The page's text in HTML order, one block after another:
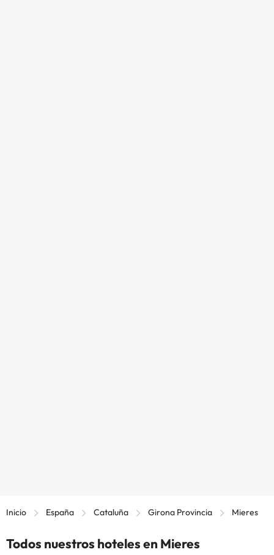
Inicio España Cataluña Girona Provincia Mieres
Todos nuestros hoteles en Mieres